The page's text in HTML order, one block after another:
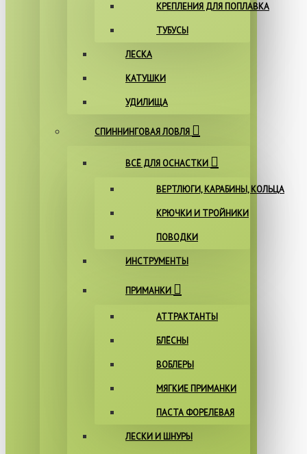
КРЕПЛЕНИЯ ДЛЯ ПОПЛАВКА
ТУБУСЫ
ЛЕСКА
КАТУШКИ
УДИЛИЩА
СПИННИНГОВАЯ ЛОВЛЯ
ВСЁ ДЛЯ ОСНАСТКИ
ВЕРТЛЮГИ, КАРАБИНЫ, КОЛЬЦА
КРЮЧКИ И ТРОЙНИКИ
ПОВОДКИ
ИНСТРУМЕНТЫ
ПРИМАНКИ
АТТРАКТАНТЫ
БЛЁСНЫ
ВОБЛЕРЫ
МЯГКИЕ ПРИМАНКИ
ПАСТА ФОРЕЛЕВАЯ
ЛЕСКИ И ШНУРЫ